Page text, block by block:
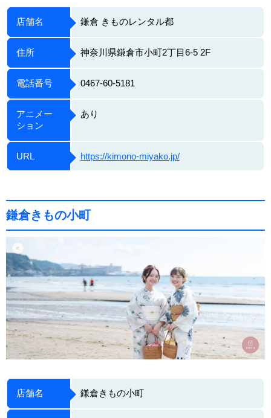
店舗名 鎌倉 きものレンタル都
住所 神奈川県鎌倉市小町2丁目6-5 2F
電話番号 0467-60-5181
アニメー
ション
あり
URL https://kimono-miyako.jp/
鎌倉きもの小町
店舗名 鎌倉きもの小町